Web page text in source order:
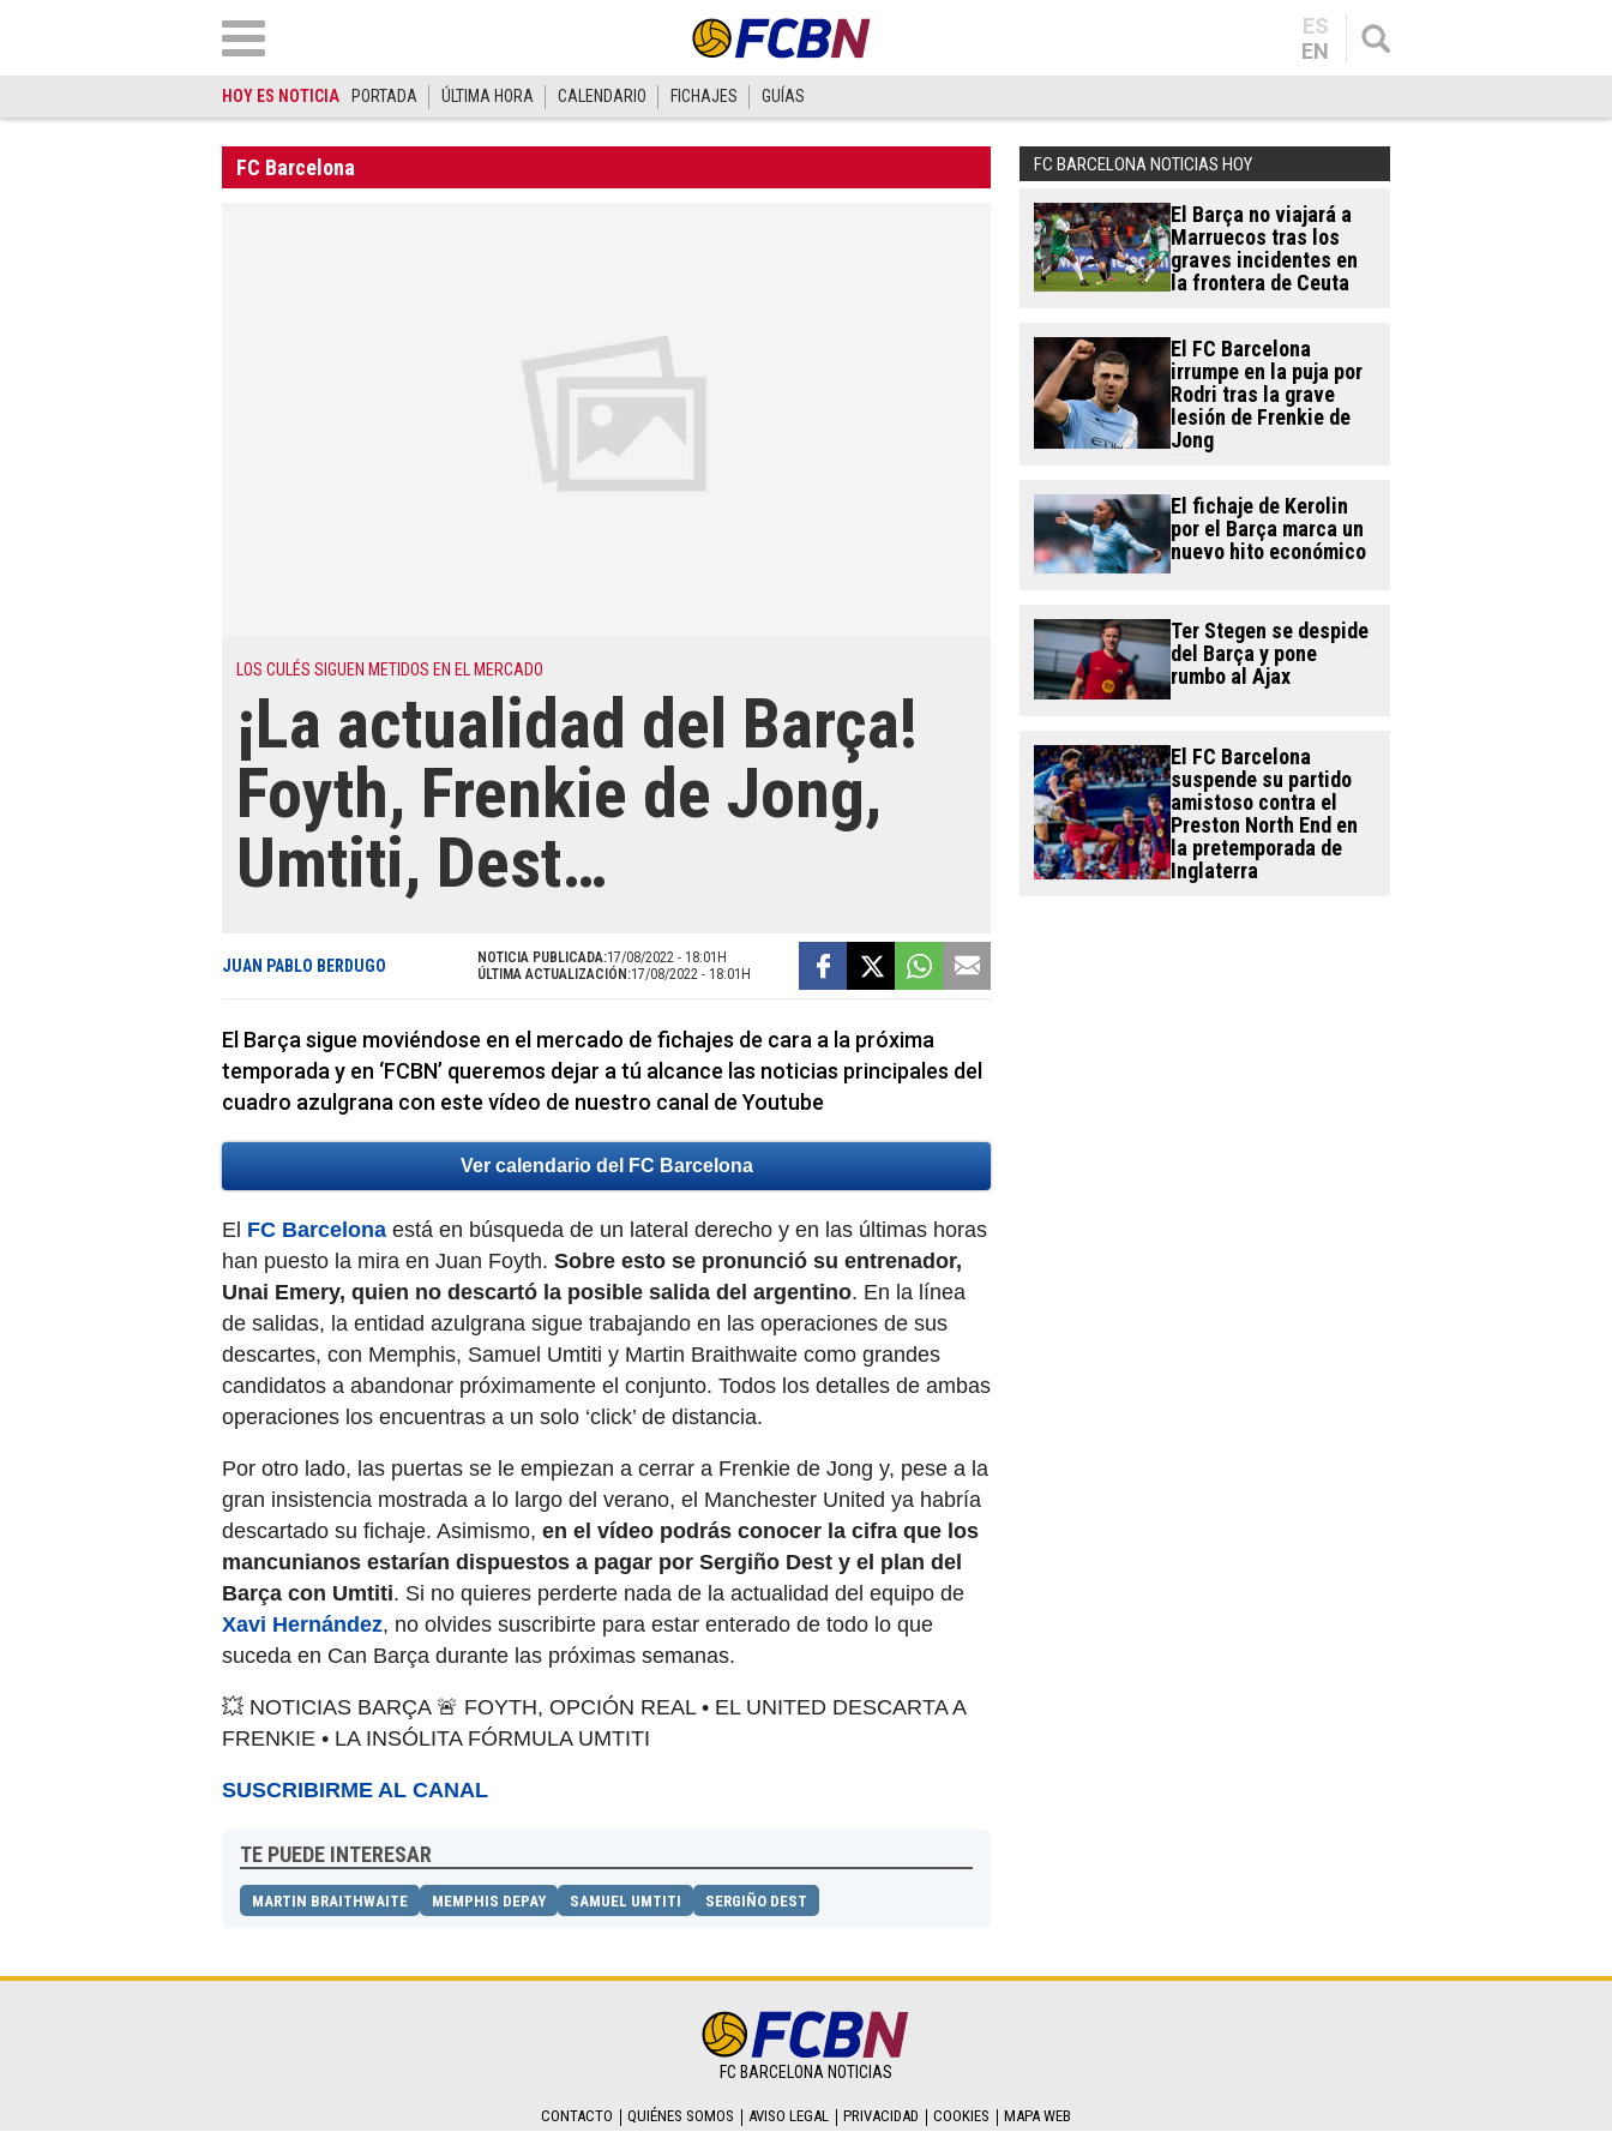
ES
EN
HOY ES NOTICIA PORTADA ÚLTIMA HORA CALENDARIO FICHAJES GUÍAS
FC Barcelona
LOS CULÉS SIGUEN METIDOS EN EL MERCADO
¡La actualidad del Barça!
Foyth, Frenkie de Jong,
Umtiti, Dest…
JUAN PABLO BERDUGO NOTICIA PUBLICADA:17/08/2022 - 18:01H
ÚLTIMA ACTUALIZACIÓN:17/08/2022 - 18:01H
El Barça sigue moviéndose en el mercado de fichajes de cara a la próxima
temporada y en ‘FCBN’ queremos dejar a tú alcance las noticias principales del
cuadro azulgrana con este vídeo de nuestro canal de Youtube
Ver calendario del FC Barcelona
El FC Barcelona está en búsqueda de un lateral derecho y en las últimas horas
han puesto la mira en Juan Foyth. Sobre esto se pronunció su entrenador,
Unai Emery, quien no descartó la posible salida del argentino. En la línea
de salidas, la entidad azulgrana sigue trabajando en las operaciones de sus
descartes, con Memphis, Samuel Umtiti y Martin Braithwaite como grandes
candidatos a abandonar próximamente el conjunto. Todos los detalles de ambas
operaciones los encuentras a un solo ‘click’ de distancia.
Por otro lado, las puertas se le empiezan a cerrar a Frenkie de Jong y, pese a la
gran insistencia mostrada a lo largo del verano, el Manchester United ya habría
descartado su fichaje. Asimismo, en el vídeo podrás conocer la cifra que los
mancunianos estarían dispuestos a pagar por Sergiño Dest y el plan del
Barça con Umtiti. Si no quieres perderte nada de la actualidad del equipo de
Xavi Hernández, no olvides suscribirte para estar enterado de todo lo que
suceda en Can Barça durante las próximas semanas.
💥 NOTICIAS BARÇA 🚨 FOYTH, OPCIÓN REAL • EL UNITED DESCARTA A
FRENKIE • LA INSÓLITA FÓRMULA UMTITI
SUSCRIBIRME AL CANAL
TE PUEDE INTERESAR
MARTIN BRAITHWAITE MEMPHIS DEPAY SAMUEL UMTITI SERGIÑO DEST
FC BARCELONA NOTICIAS HOY
El Barça no viajará a
Marruecos tras los
graves incidentes en
la frontera de Ceuta
El FC Barcelona
irrumpe en la puja por
Rodri tras la grave
lesión de Frenkie de
Jong
El fichaje de Kerolin
por el Barça marca un
nuevo hito económico
Ter Stegen se despide
del Barça y pone
rumbo al Ajax
El FC Barcelona
suspende su partido
amistoso contra el
Preston North End en
la pretemporada de
Inglaterra
FC BARCELONA NOTICIAS
CONTACTO QUIÉNES SOMOS AVISO LEGAL PRIVACIDAD COOKIES MAPA WEB